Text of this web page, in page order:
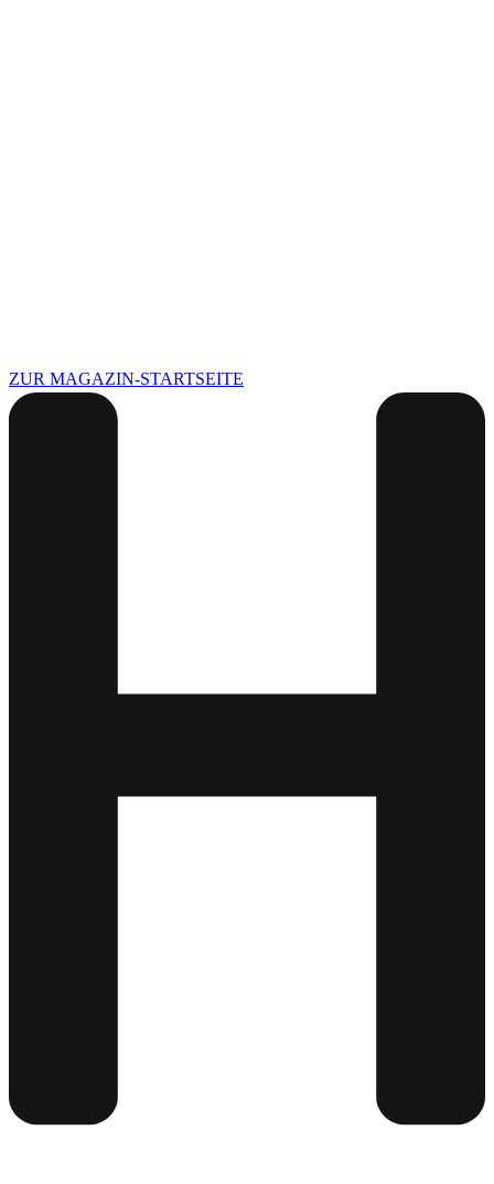
ZUR MAGAZIN-STARTSEITE